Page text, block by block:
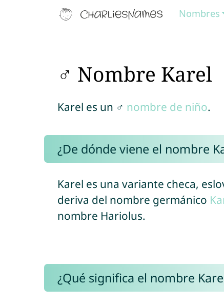
Nombres
♂ Nombre Karel
Karel es un ♂ nombre de niño.
¿De dónde viene el nombre
Karel es una variante checa,
deriva del nombre germánico
nombre Hariolus.
¿Qué significa el nombre